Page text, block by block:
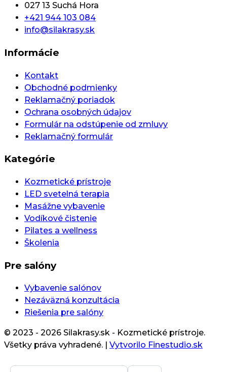
027 13 Suchá Hora
+421 944 103 084
info@silakrasy.sk
Informácie
Kontakt
Obchodné podmienky
Reklamačný poriadok
Ochrana osobných údajov
Formulár na odstúpenie od zmluvy
Reklamačný formulár
Kategórie
Kozmetické prístroje
LED svetelná terapia
Masážne vybavenie
Vodíkové čistenie
Pilates a wellness
Školenia
Pre salóny
Vybavenie salónov
Nezáväzná konzultácia
Riešenia pre salóny
© 2023 - 2026 Silakrasy.sk - Kozmetické prístroje.
Všetky práva vyhradené.
Vytvorilo Finestudio.sk